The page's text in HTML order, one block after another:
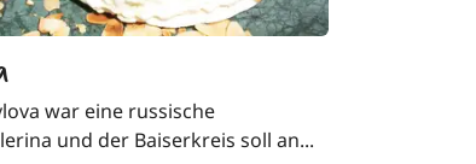
war eine russische
und der Baiserkreis soll an...